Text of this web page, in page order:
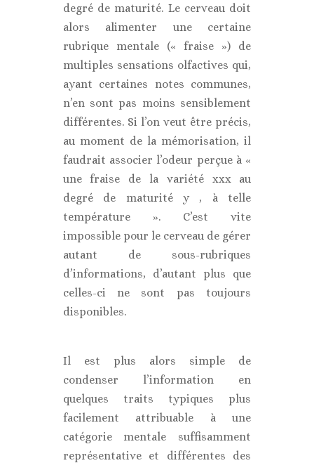
degré de maturité. Le cerveau doit
alors alimenter une certaine
rubrique mentale (« fraise ») de
multiples sensations olfactives qui,
ayant certaines notes communes,
n’en sont pas moins sensiblement
différentes. Si l’on veut être précis,
au moment de la mémorisation, il
faudrait associer l’odeur perçue à «
une fraise de la variété xxx au
degré de maturité y , à telle
température ». C’est vite
impossible pour le cerveau de gérer
autant de sous-rubriques
d’informations, d’autant plus que
celles-ci ne sont pas toujours
disponibles.
Il est plus alors simple de
condenser l’information en
quelques traits typiques plus
facilement attribuable à une
catégorie mentale suffisamment
représentative et différentes des